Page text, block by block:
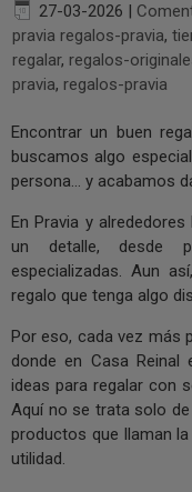
27-03-2026 |
pravia regalos-pravia,
regalar, regalos-
pravia, regalos-pravia
Encontrar un buen
buscamos algo
persona… y acabamos
En Pravia y
un detalle, desde
especializadas. Aun
regalo que tenga algo
Por eso, cada vez más
donde en Casa Reinal
ideas para regalar con
Aquí no se trata solo
productos que llaman
utilidad.